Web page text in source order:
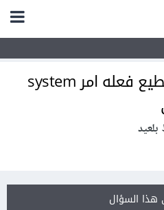
ما الذي يستطيع فعله امر system
السؤال